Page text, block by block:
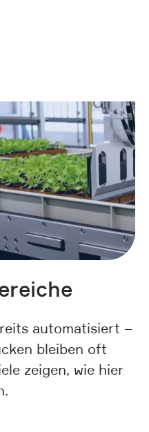
automatisiert –
bleiben oft
zeigen, wie hier